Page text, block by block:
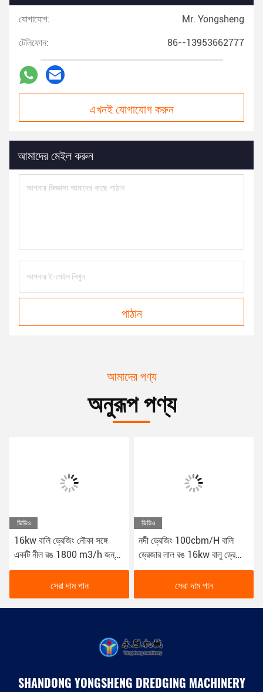
যোগাযোগ: Mr. Yongsheng
টেলিফোন: 86--13953662777
এখনই যোগাযোগ করুন
আমাদের মেইল করুন
পাঠান
আমাদের পণ্য
অনুরূপ পণ্য
ভিডিও
16kw বালি ড্রেজিং নৌকা সঙ্গে
একটি নীল রঙ 1800 m3/h জন্য
নদী ড্রেজিং YSCSD350
সেরা দাম পান
ভিডিও
নদী ড্রেজিং 100cbm/H বালি
ড্রেজার লাল রঙ 16kw বালু ড্রেজিং
নৌকা
সেরা দাম পান
SHANDONG YONGSHENG DREDGING MACHINERY